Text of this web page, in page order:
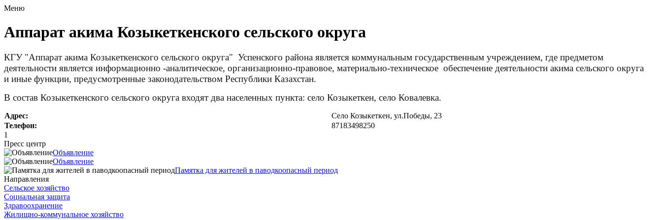
Меню
Аппарат акима Козыкеткенского сельского округа
КГУ "Аппарат акима Козыкеткенского сельского округа" Успенского района является коммунальным государственным учреждением, где предметом
деятельности является информационно -аналитическое, организационно-правовое, материально-техническое обеспечение деятельности акима сельского округа
и иные функции, предусмотренные законодательством Республики Казахстан.
В состав Козыкеткенского сельского округа входят два населенных пункта: село Козыкеткен, село Ковалевка.
Адрес:
Село Козыкеткен, ул.Победы, 23
Телефон:
87183498250
1
Пресс центр
Объявление
Объявление
Памятка для жителей в паводкоопасный период
Направления
Сельское хозяйство
Социальная защита
Здравоохранение
Жилищно-коммунальное хозяйство